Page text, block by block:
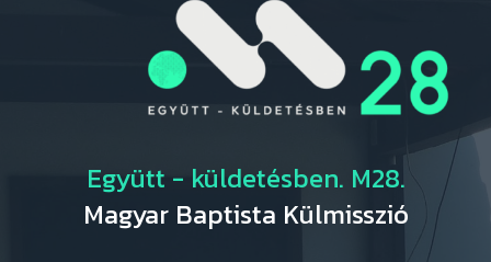
Együtt - küldetésben. M28.
Magyar Baptista Külmisszió